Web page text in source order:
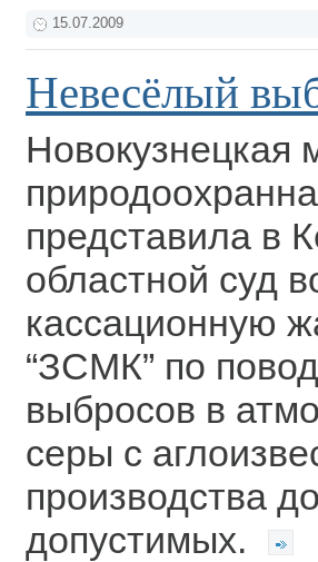
15.07.2009
Невесёлый
Новокузнецкая
представила в
областной суд
кассационную
“ЗСМК” по
выбросов в
серы с
производства
допустимых.